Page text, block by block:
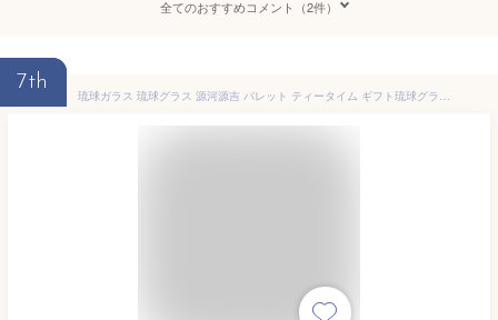
全てのおすすめコメント（2件）
7th
琉球ガラス 琉球グラス 源河源吉 パレット ティータイム ギフト琉球グラス 沖縄 コップ グラス 琉球 プレゼント お土産 沖縄県 OKINAWA お土産 誕生日 結婚祝い 引き出物 ギフト コロナ 応援 復興 クーポン